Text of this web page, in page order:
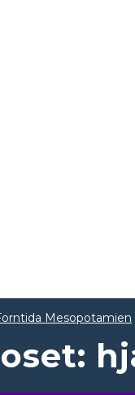
Mesopotamien